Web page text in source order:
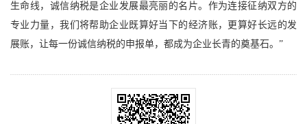
生命线，诚信纳税是企业发展最亮丽的名片。作为连接征纳双方的
专业力量，我们将帮助企业既算好当下的经济账，更算好长远的发
展账，让每一份诚信纳税的申报单，都成为企业长青的奠基石。”